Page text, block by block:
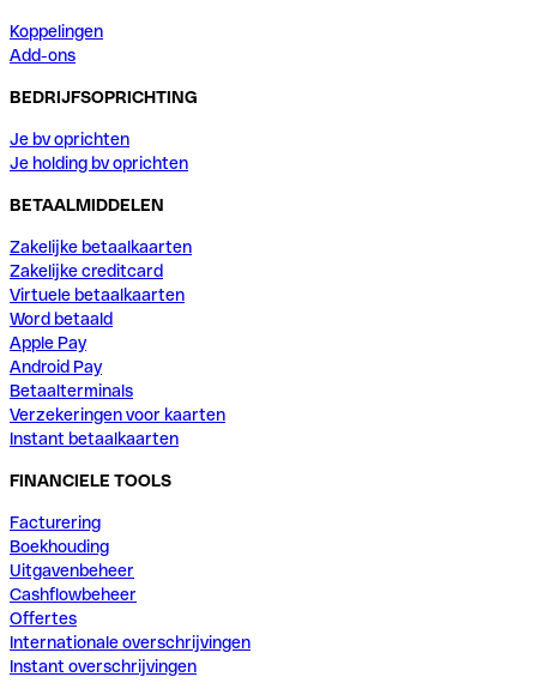
Koppelingen
Add-ons
BEDRIJFSOPRICHTING
Je bv oprichten
Je holding bv oprichten
BETAALMIDDELEN
Zakelijke betaalkaarten
Zakelijke creditcard
Virtuele betaalkaarten
Word betaald
Apple Pay
Android Pay
Betaalterminals
Verzekeringen voor kaarten
Instant betaalkaarten
FINANCIELE TOOLS
Facturering
Boekhouding
Uitgavenbeheer
Cashflowbeheer
Offertes
Internationale overschrijvingen
Instant overschrijvingen